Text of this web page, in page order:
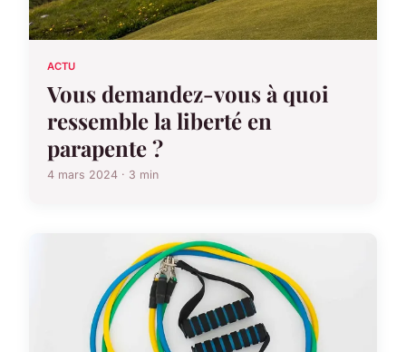
ACTU
Vous demandez-vous à quoi
ressemble la liberté en
parapente ?
4 mars 2024 · 3 min